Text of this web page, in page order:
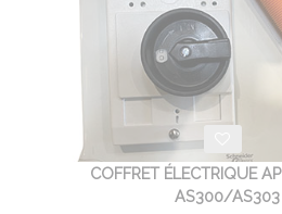
COFFRET ÉLECTRIQUE
AS300/AS303